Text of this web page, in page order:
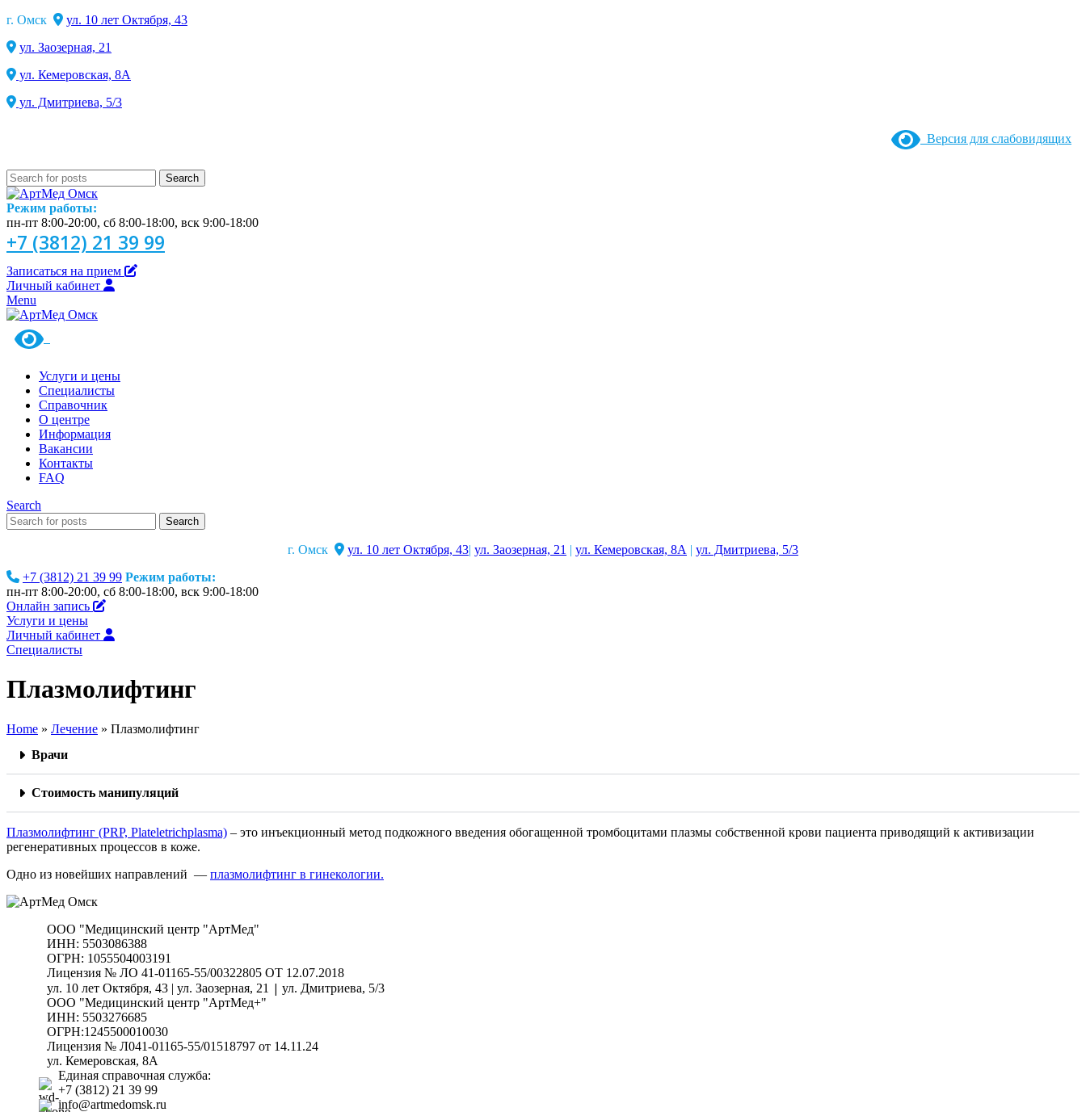
г. Омск
ул. 10 лет Октября, 43
ул. Заозерная, 21
ул. Кемеровская, 8А
ул. Дмитриева, 5/3
Версия для слабовидящих
Search
Режим работы:
пн-пт 8:00-20:00, сб 8:00-18:00, вск 9:00-18:00
+7 (3812) 21 39 99
Записаться на прием
Личный кабинет
Menu
Услуги и цены
Специалисты
Справочник
О центре
Информация
Вакансии
Контакты
FAQ
Search
Search
г. Омск ул. 10 лет Октября, 43| ул. Заозерная, 21 | ул. Кемеровская, 8А | ул. Дмитриева, 5/3
+7 (3812) 21 39 99 Режим работы:
пн-пт 8:00-20:00, сб 8:00-18:00, вск 9:00-18:00
Онлайн запись
Услуги и цены
Личный кабинет
Специалисты
Плазмолифтинг
Home » Лечение » Плазмолифтинг
Врачи
Стоимость манипуляций
Плазмолифтинг (PRP, Plateletrichplasma) – это инъекционный метод подкожного введения обогащенной тромбоцитами плазмы собственной крови пациента приводящий к активизации
регенеративных процессов в коже.
Одно из новейших направлений — плазмолифтинг в гинекологии.
ООО "Медицинский центр "АртМед"
ИНН: 5503086388
ОГРН: 1055504003191
Лицензия № ЛО 41-01165-55/00322805 ОТ 12.07.2018
ул. 10 лет Октября, 43 | ул. Заозерная, 21 | ул. Дмитриева, 5/3
ООО "Медицинский центр "АртМед+"
ИНН: 5503276685
ОГРН:1245500010030
Лицензия № Л041-01165-55/01518797 от 14.11.24
ул. Кемеровская, 8А
Единая справочная служба:
+7 (3812) 21 39 99
info@artmedomsk.ru